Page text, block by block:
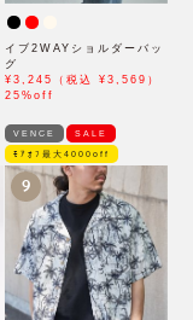
イブ2WAYショルダーバッ
グ
¥3,245（税込 ¥3,569）
25%off
VENCE SALE
ﾓｱｵﾌ最大4000off
9